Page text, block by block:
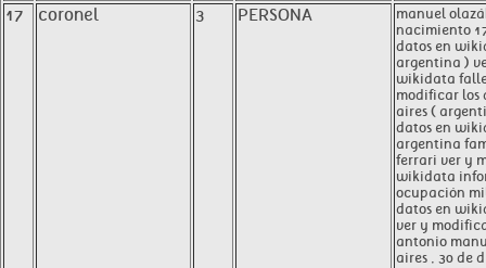
17 coronel 3 PERSONA
manuel
nacimiento
datos en
argentina )
wikidata
modificar los
aires (
datos en
argentina
ferrari ver y
wikidata
ocupación
datos en
ver y
antonio
aires , 30 de